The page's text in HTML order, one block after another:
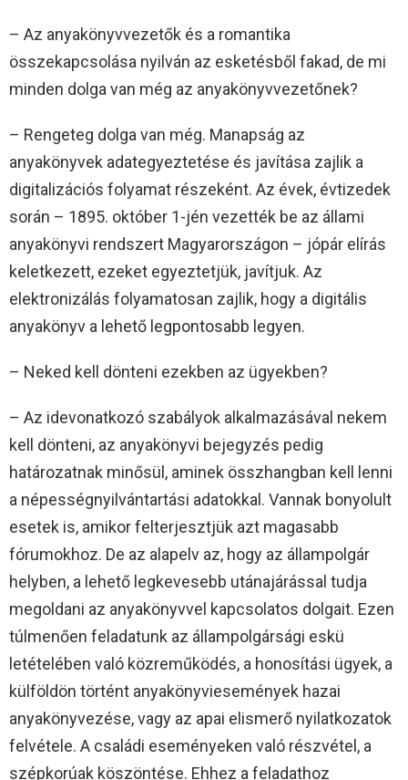
– Az anyakönyvvezetők és a romantika
összekapcsolása nyilván az esketésből fakad, de mi
minden dolga van még az anyakönyvvezetőnek?
– Rengeteg dolga van még. Manapság az
anyakönyvek adategyeztetése és javítása zajlik a
digitalizációs folyamat részeként. Az évek, évtizedek
során – 1895. október 1-jén vezették be az állami
anyakönyvi rendszert Magyarországon – jópár elírás
keletkezett, ezeket egyeztetjük, javítjuk. Az
elektronizálás folyamatosan zajlik, hogy a digitális
anyakönyv a lehető legpontosabb legyen.
– Neked kell dönteni ezekben az ügyekben?
– Az idevonatkozó szabályok alkalmazásával nekem
kell dönteni, az anyakönyvi bejegyzés pedig
határozatnak minősül, aminek összhangban kell lenni
a népességnyilvántartási adatokkal. Vannak bonyolult
esetek is, amikor felterjesztjük azt magasabb
fórumokhoz. De az alapelv az, hogy az állampolgár
helyben, a lehető legkevesebb utánajárással tudja
megoldani az anyakönyvvel kapcsolatos dolgait. Ezen
túlmenően feladatunk az állampolgársági eskü
letételében való közreműködés, a honosítási ügyek, a
külföldön történt anyakönyviesemények hazai
anyakönyvezése, vagy az apai elismerő nyilatkozatok
felvétele. A családi eseményeken való részvétel, a
szépkorúak köszöntése. Ehhez a feladathoz